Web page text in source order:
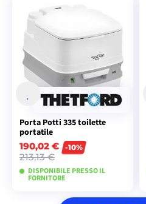
VISUALIZZA I
Porta Potti 335 toilette
portatile
190,02 €
213,13 €
-10%
DISPONIBILE PRESSO IL
FORNITORE